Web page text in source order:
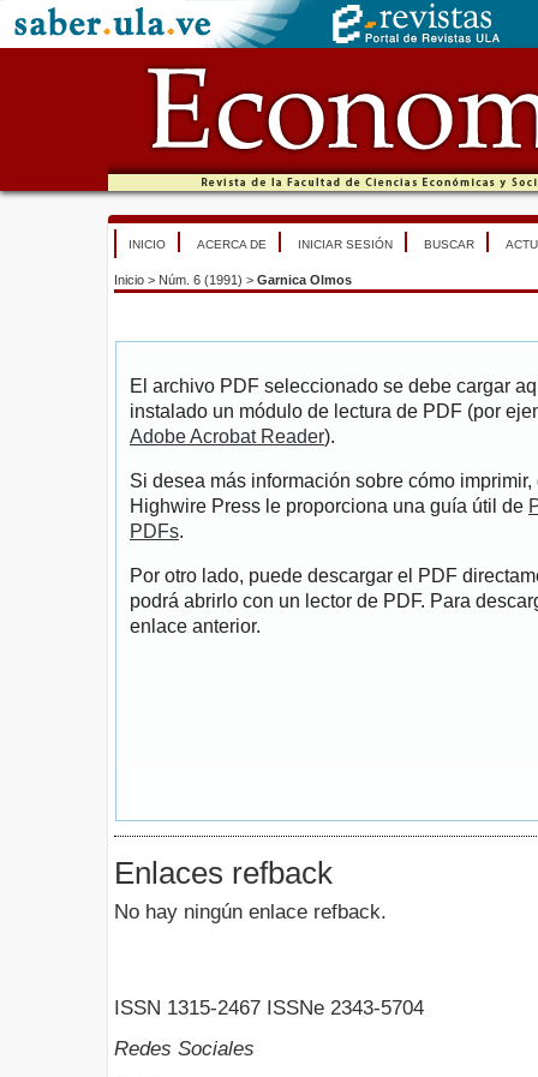
INICIO ACERCA DE INICIAR SESIÓN BUSCAR
Inicio > Núm. 6 (1991) > Garnica Olmos
El archivo PDF seleccionado se debe cargar
instalado un módulo de lectura de PDF (por
Adobe Acrobat Reader).
Si desea más información sobre cómo
Highwire Press le proporciona una guía útil de
PDFs.
Por otro lado, puede descargar el PDF
podrá abrirlo con un lector de PDF. Para
enlace anterior.
Enlaces refback
No hay ningún enlace refback.
ISSN 1315-2467 ISSNe 2343-5704
Redes Sociales